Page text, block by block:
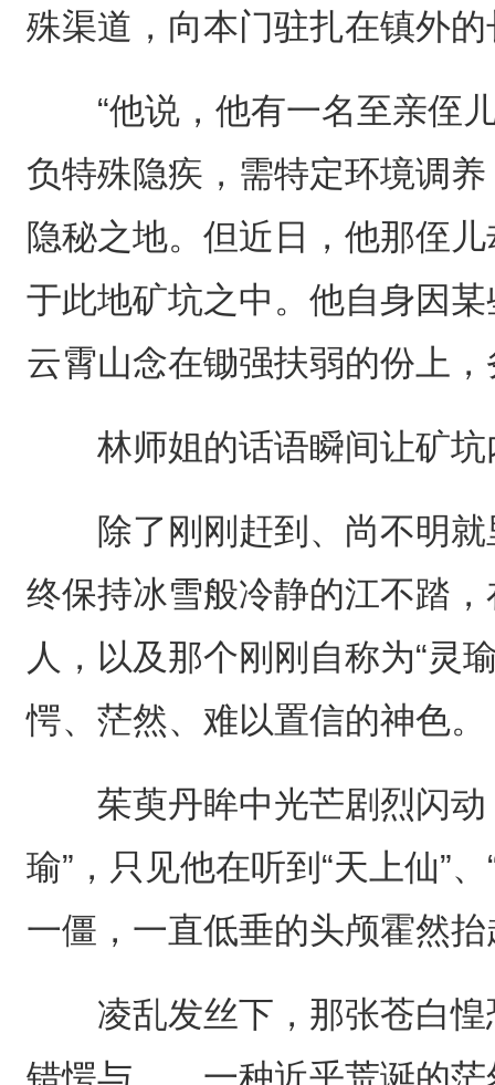
殊渠道，向本门驻扎在镇外
“他说，他有一名至亲侄儿
负特殊隐疾，需特定环境调
隐秘之地。但近日，他那侄
于此地矿坑之中。他自身因
云霄山念在锄强扶弱的份上
林师姐的话语瞬间让矿坑
除了刚刚赶到、尚不明就
终保持冰雪般冷静的江不踏
人，以及那个刚刚自称为“
愕、茫然、难以置信的神色。
茱萸丹眸中光芒剧烈闪动
瑜”，只见他在听到“天上仙”
一僵，一直低垂的头颅霍然抬
凌乱发丝下，那张苍白惶